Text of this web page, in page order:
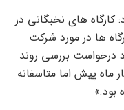
های نخبگانی در
ها در مورد شرکت
بررسی روند
پیش اما متاسفانه
بود.»